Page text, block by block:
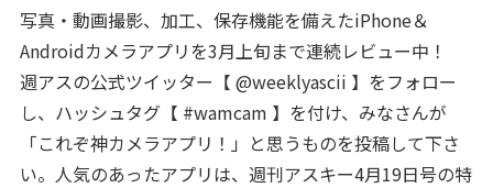
写真・動画撮影、加工、保存機能を備えたiPhone＆
Androidカメラアプリを3月上旬まで連続レビュー中！
週アスの公式ツイッター【 @weeklyascii 】をフォロー
し、ハッシュタグ【 #wamcam 】を付け、みなさんが
「これぞ神カメラアプリ！」と思うものを投稿して下さ
い。人気のあったアプリは、週刊アスキー4月19日号の特